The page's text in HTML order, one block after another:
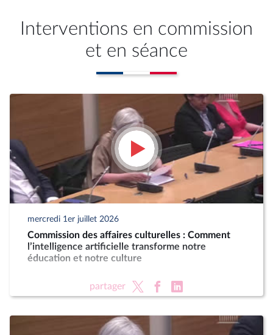
Interventions en commission
et en séance
mercredi 1er juillet 2026
Commission des affaires culturelles : Comment
l’intelligence artificielle transforme notre
éducation et notre culture
partager